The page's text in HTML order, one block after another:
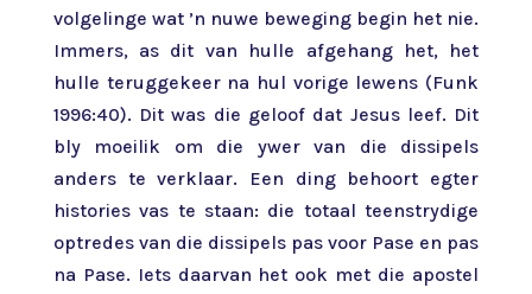
volgelinge wat ’n nuwe beweging begin het nie.
Immers, as dit van hulle afgehang het, het
hulle teruggekeer na hul vorige lewens (Funk
1996:40). Dit was die geloof dat Jesus leef. Dit
bly moeilik om die ywer van die dissipels
anders te verklaar. Een ding behoort egter
histories vas te staan: die totaal teenstrydige
optredes van die dissipels pas voor Pase en pas
na Pase. Iets daarvan het ook met die apostel